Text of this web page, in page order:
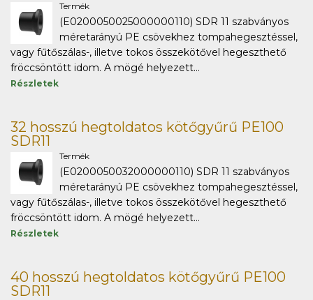
Termék
(E0200050025000000110) SDR 11 szabványos
méretarányú PE csövekhez tompahegesztéssel,
vagy fűtőszálas-, illetve tokos összekötővel hegeszthető
fröccsöntött idom. A mögé helyezett...
Részletek
32 hosszú hegtoldatos kötőgyűrű PE100
SDR11
Termék
(E0200050032000000110) SDR 11 szabványos
méretarányú PE csövekhez tompahegesztéssel,
vagy fűtőszálas-, illetve tokos összekötővel hegeszthető
fröccsöntött idom. A mögé helyezett...
Részletek
40 hosszú hegtoldatos kötőgyűrű PE100
SDR11